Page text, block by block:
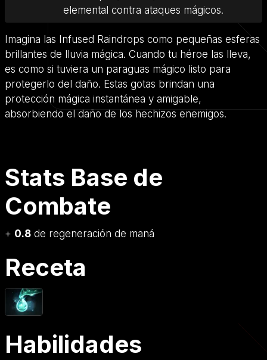
elemental contra ataques mágicos.
Imagina las Infused Raindrops como pequeñas esferas
brillantes de lluvia mágica. Cuando tu héroe las lleva,
es como si tuviera un paraguas mágico listo para
protegerlo del daño. Estas gotas brindan una
protección mágica instantánea y amigable,
absorbiendo el daño de los hechizos enemigos.
Stats Base de
Combate
+ 0.8 de regeneración de maná
Receta
Habilidades